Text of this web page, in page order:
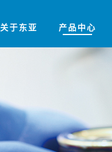
关于东亚 产品中心